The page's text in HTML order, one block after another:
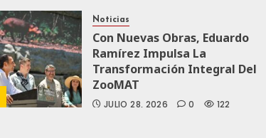
Noticias
Con Nuevas Obras, Eduardo
Ramírez Impulsa La
Transformación Integral Del
ZooMAT
JULIO 28, 2026 0 122